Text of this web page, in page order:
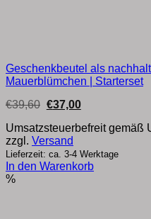
Geschenkbeutel als
Mauerblümchen | Starterset
€39,60 Ursprünglicher
war:
€39,60
€37,00Aktueller
ist:
€37,00.
Umsatzsteuerbefreit gemäß
zzgl. Versand
Lieferzeit: ca. 3-4 Werktage
In den Warenkorb
%